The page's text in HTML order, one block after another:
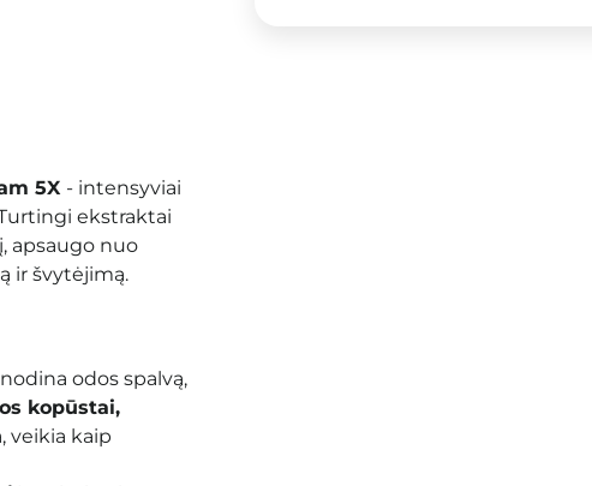
5X - intensyviai
ekstraktai
apsaugo nuo
ir švytėjimą.
odos spalvą,
kopūstai,
veikia kaip